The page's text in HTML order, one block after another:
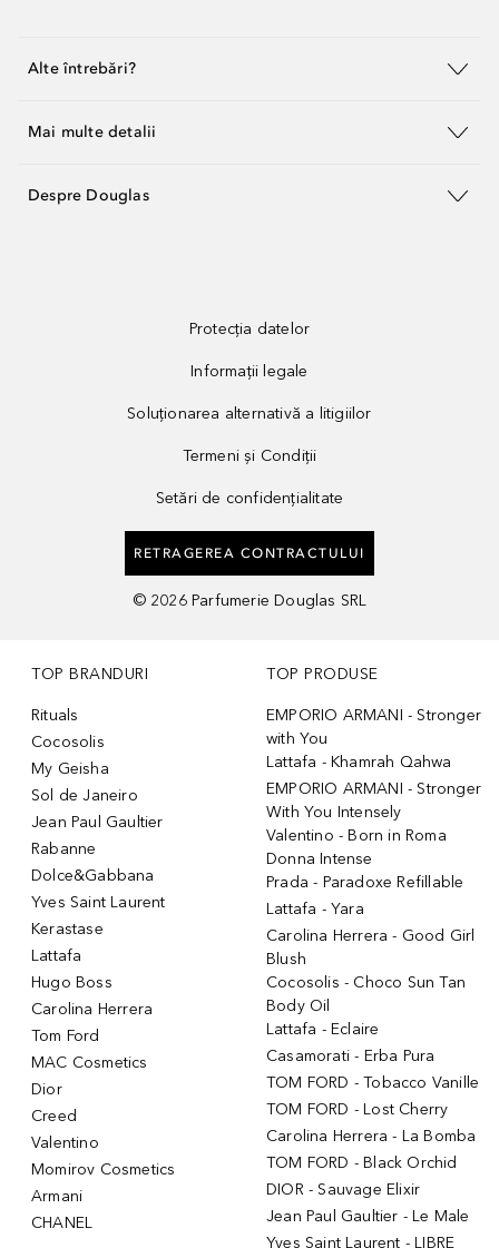
Alte întrebări?
Mai multe detalii
Despre Douglas
Protecția datelor
Informații legale
Soluționarea alternativă a litigiilor
Termeni și Condiții
Setări de confidențialitate
RETRAGEREA CONTRACTULUI
© 2026 Parfumerie Douglas SRL
TOP BRANDURI
Rituals
Cocosolis
My Geisha
Sol de Janeiro
Jean Paul Gaultier
Rabanne
Dolce&Gabbana
Yves Saint Laurent
Kerastase
Lattafa
Hugo Boss
Carolina Herrera
Tom Ford
MAC Cosmetics
Dior
Creed
Valentino
Momirov Cosmetics
Armani
CHANEL
TOP PRODUSE
EMPORIO ARMANI - Stronger
with You
Lattafa - Khamrah Qahwa
EMPORIO ARMANI - Stronger
With You Intensely
Valentino - Born in Roma
Donna Intense
Prada - Paradoxe Refillable
Lattafa - Yara
Carolina Herrera - Good Girl
Blush
Cocosolis - Choco Sun Tan
Body Oil
Lattafa - Eclaire
Casamorati - Erba Pura
TOM FORD - Tobacco Vanille
TOM FORD - Lost Cherry
Carolina Herrera - La Bomba
TOM FORD - Black Orchid
DIOR - Sauvage Elixir
Jean Paul Gaultier - Le Male
Yves Saint Laurent - LIBRE